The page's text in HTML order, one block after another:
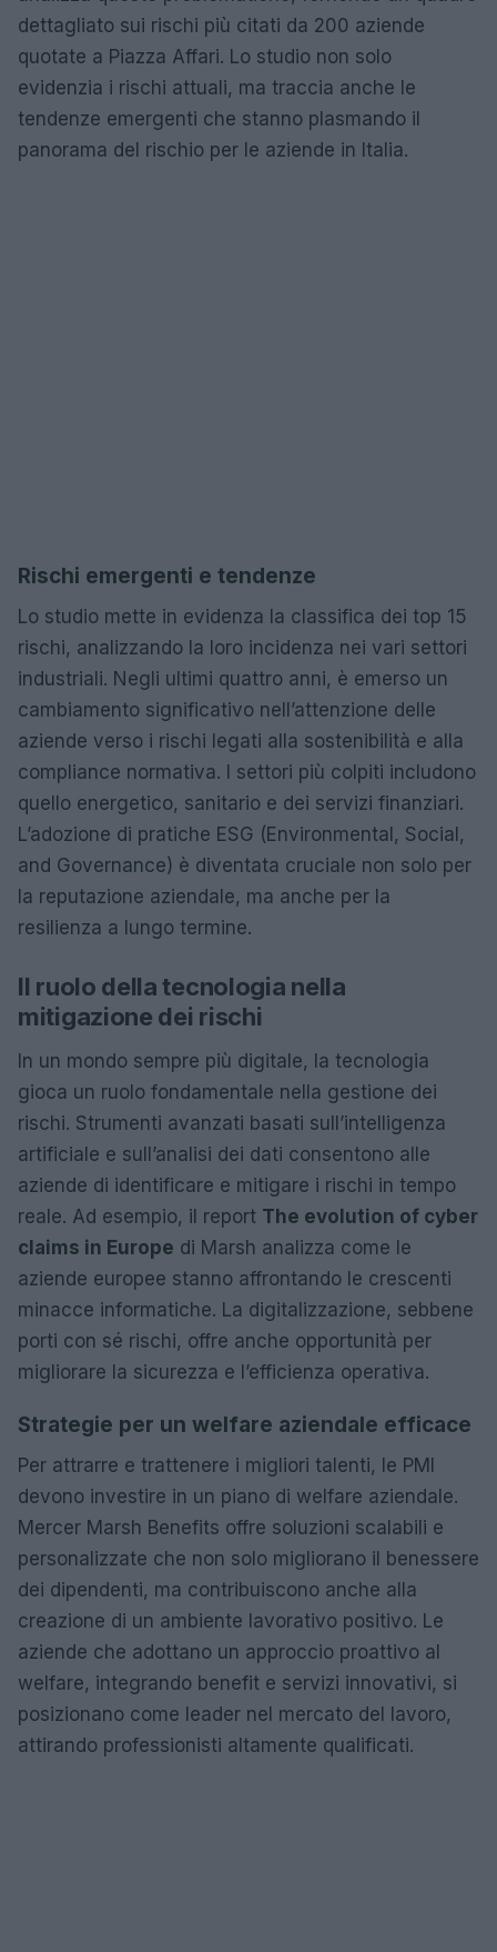
dettagliato sui rischi più citati da 200 aziende
quotate a Piazza Affari. Lo studio non solo
evidenzia i rischi attuali, ma traccia anche le
tendenze emergenti che stanno plasmando il
panorama del rischio per le aziende in Italia.
Rischi emergenti e tendenze
Lo studio mette in evidenza la classifica dei top 15
rischi, analizzando la loro incidenza nei vari settori
industriali. Negli ultimi quattro anni, è emerso un
cambiamento significativo nell’attenzione delle
aziende verso i rischi legati alla sostenibilità e alla
compliance normativa. I settori più colpiti includono
quello energetico, sanitario e dei servizi finanziari.
L’adozione di pratiche ESG (Environmental, Social,
and Governance) è diventata cruciale non solo per
la reputazione aziendale, ma anche per la
resilienza a lungo termine.
Il ruolo della tecnologia nella
mitigazione dei rischi
In un mondo sempre più digitale, la tecnologia
gioca un ruolo fondamentale nella gestione dei
rischi. Strumenti avanzati basati sull’intelligenza
artificiale e sull’analisi dei dati consentono alle
aziende di identificare e mitigare i rischi in tempo
reale. Ad esempio, il report The evolution of cyber
claims in Europe di Marsh analizza come le
aziende europee stanno affrontando le crescenti
minacce informatiche. La digitalizzazione, sebbene
porti con sé rischi, offre anche opportunità per
migliorare la sicurezza e l’efficienza operativa.
Strategie per un welfare aziendale efficace
Per attrarre e trattenere i migliori talenti, le PMI
devono investire in un piano di welfare aziendale.
Mercer Marsh Benefits offre soluzioni scalabili e
personalizzate che non solo migliorano il benessere
dei dipendenti, ma contribuiscono anche alla
creazione di un ambiente lavorativo positivo. Le
aziende che adottano un approccio proattivo al
welfare, integrando benefit e servizi innovativi, si
posizionano come leader nel mercato del lavoro,
attirando professionisti altamente qualificati.